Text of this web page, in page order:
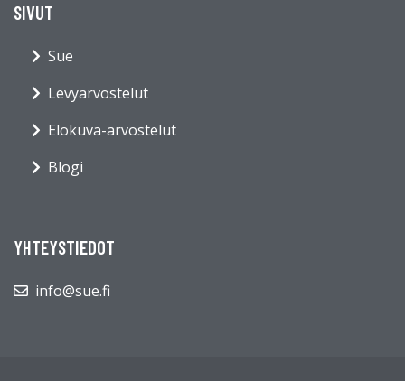
SIVUT
Sue
Levyarvostelut
Elokuva-arvostelut
Blogi
YHTEYSTIEDOT
info@sue.fi